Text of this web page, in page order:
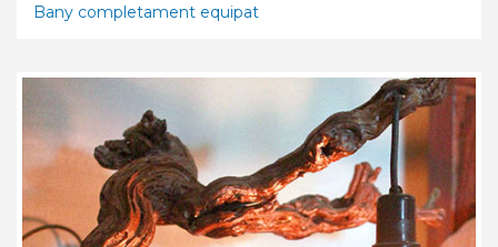
Bany completament equipat